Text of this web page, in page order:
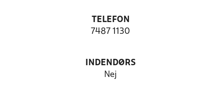
TELEFON
7487 1130
INDENDØRS
Nej